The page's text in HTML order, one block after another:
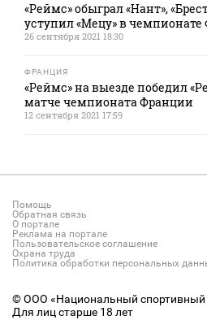
«Реймс» обыграл «Нант»,
уступил «Мецу» в
26 сентября 2021 18:30
ФРАНЦИЯ
«Реймс» на выезде победил
матче чемпионата Франции
12 сентября 2021 17:59
Помощь
Обратная связь
О портале
Реклама на портале
Пользовательское соглашение
Охрана труда
Политика обработки персональных
© ООО «Национальный спортивный
Для лиц старше 18 лет